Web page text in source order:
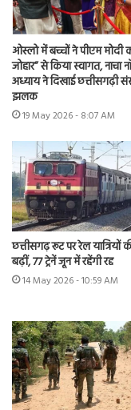
ओस्लो में बच्चों ने पीएम मोदी
जोहार” से किया स्वागत, नाचा
अध्याय ने दिखाई छत्तीसगढ़ी
झलक
19 May 2026 - 8:07 AM
छत्तीसगढ़ रूट पर रेल यात्रियों
बढ़ीं, 77 ट्रेनें जून में रहेंगी रद्द
14 May 2026 - 10:59 AM